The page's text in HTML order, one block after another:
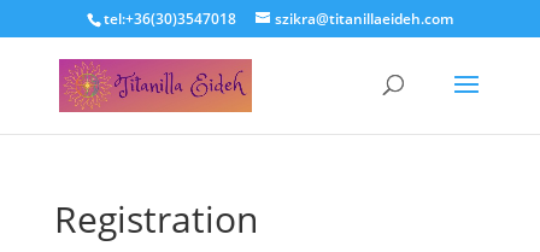
tel:+36(30)3547018 szikra@titanillaeideh.com
Registration